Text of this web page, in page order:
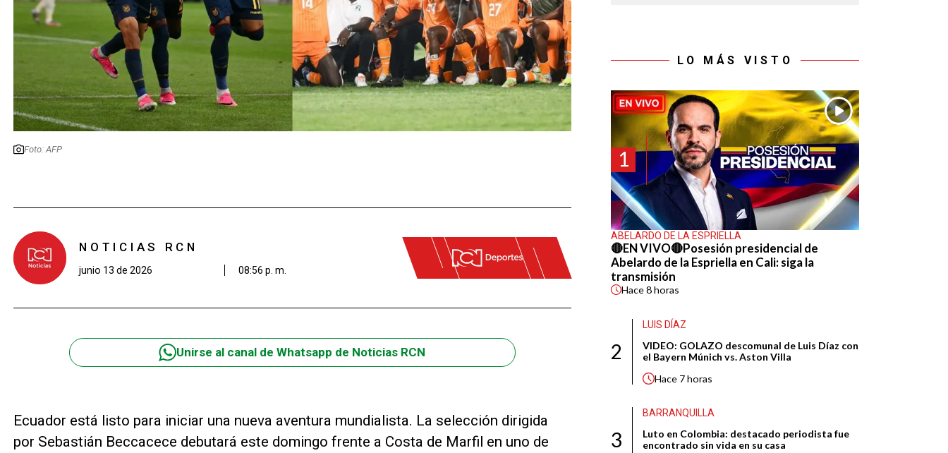
Foto: AFP
NOTICIAS RCN
junio 13 de 2026 08:56 p. m.
Unirse al canal de Whatsapp de Noticias RCN
Ecuador está listo para iniciar una nueva aventura mundialista. La selección dirigida
por Sebastián Beccacece debutará este domingo frente a Costa de Marfil en uno de
LO MÁS VISTO
1
ABELARDO DE LA ESPRIELLA
🔴EN VIVO🔴Posesión presidencial de
Abelardo de la Espriella en Cali: siga la
transmisión
Hace8 horas
2
LUIS DÍAZ
VIDEO: GOLAZO descomunal de Luis Díaz con
el Bayern Múnich vs. Aston Villa
Hace 7 horas
3
BARRANQUILLA
Luto en Colombia: destacado periodista fue
encontrado sin vida en su casa